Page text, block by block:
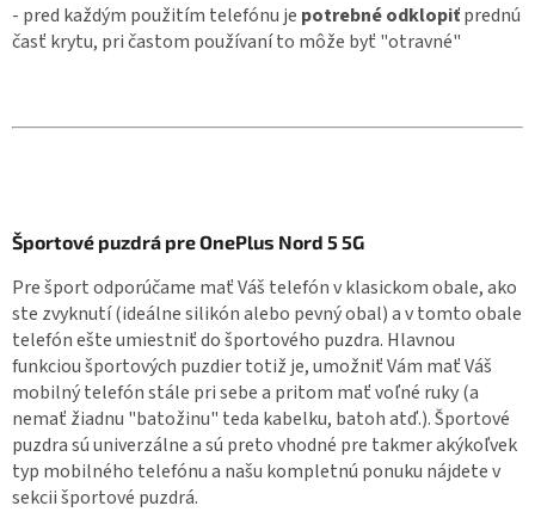
- pred každým použitím telefónu je potrebné odklopiťprednú
časť krytu, pri častom používaní to môže byť "otravné"
Športové puzdrá pre OnePlus Nord 5 5G
Pre šport odporúčame mať Váš telefón v klasickom obale, ako
ste zvyknutí (ideálne silikón alebo pevný obal) a v tomto obale
telefón ešte umiestniť do športového puzdra. Hlavnou
funkciou športových puzdier totiž je, umožniť Vám mať Váš
mobilný telefón stále pri sebe a pritom mať voľné ruky (a
nemať žiadnu "batožinu" teda kabelku, batoh atď.). Športové
puzdra sú univerzálne a sú preto vhodné pre takmer akýkoľvek
typ mobilného telefónu a našu kompletnú ponuku nájdete v
sekcii športové puzdrá.